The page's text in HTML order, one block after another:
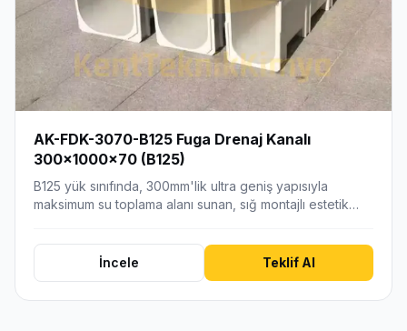
AK-FDK-3070-B125 Fuga Drenaj Kanalı
300x1000x70 (B125)
B125 yük sınıfında, 300mm'lik ultra geniş yapısıyla
maksimum su toplama alanı sunan, sığ montajlı estetik…
İncele Teklif Al